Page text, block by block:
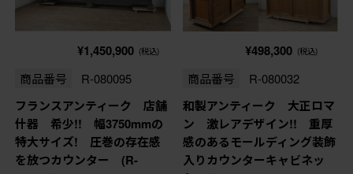
¥1,450,900 (税込)
商品番号 R-080095
フランスアンティーク 店舗
什器 希少!! 幅3750mmの
特大サイズ! 圧巻の存在感
を放つカウンター (R-
¥498,300 (税込)
商品番号 R-080032
和製アンティーク 大正ロマ
ン 激レアデザイン!! 重厚
感のあるモールディング装飾
入りカウンターキャビネッ